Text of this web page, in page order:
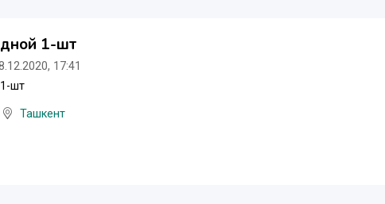
1-шт
17:41
шт
Ташкент